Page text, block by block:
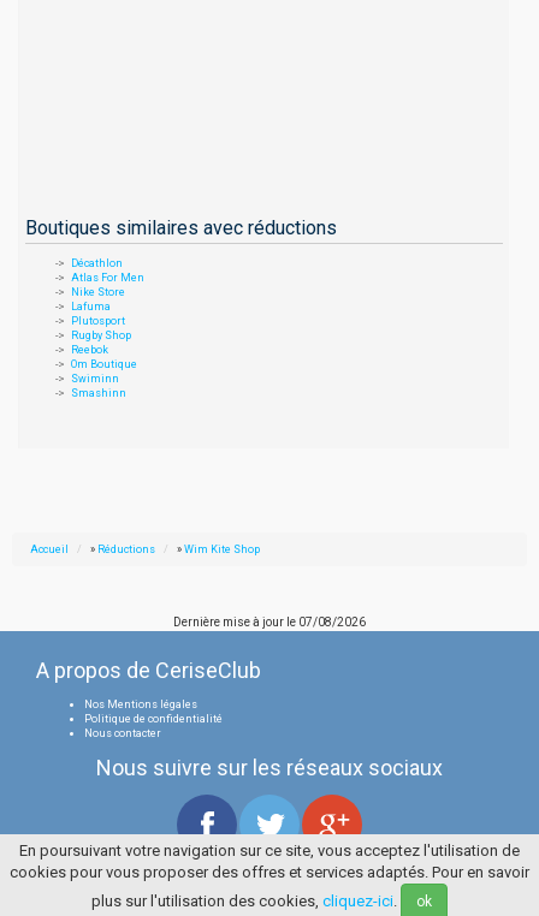
Boutiques similaires avec réductions
Décathlon
Atlas For Men
Nike Store
Lafuma
Plutosport
Rugby Shop
Reebok
Om Boutique
Swiminn
Smashinn
Accueil » Réductions » Wim Kite Shop
Dernière mise à jour le 07/08/2026
A propos de CeriseClub
Nos Mentions légales
Politique de confidentialité
Nous contacter
Nous suivre sur les réseaux sociaux
Tous droits réservés
La Cerise Bleue 2006 / 2026
En poursuivant votre navigation sur ce site, vous acceptez l'utilisation de
cookies pour vous proposer des offres et services adaptés. Pour en savoir
plus sur l'utilisation des cookies, cliquez-ici ok